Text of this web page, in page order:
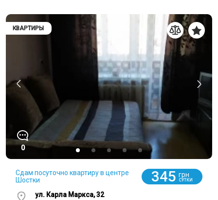
КВАРТИРЫ
0
Сдам посуточно квартиру в центре
Шостки
345 грн
СУТКИ
ул. Карла Маркса, 32